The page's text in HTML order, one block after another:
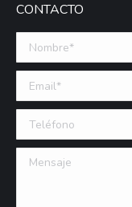
CONTACTO
Nombre *
Email (requerido)
Teléfono
Mensaje